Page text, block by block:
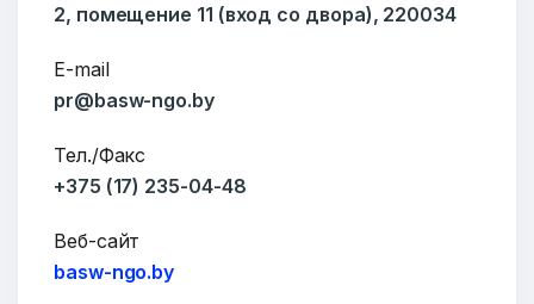
2, помещение 11 (вход со двора), 220034
E-mail
pr@basw-ngo.by
Тел./Факс
+375 (17) 235-04-48
Веб-сайт
basw-ngo.by